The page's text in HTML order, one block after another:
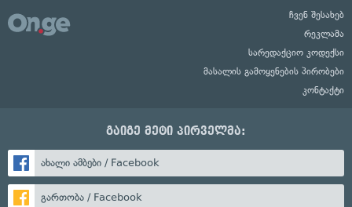
ჩვენ შესახებ
რეკლამა
სარედაქციო კოდექსი
მასალის გამოყენების პირობები
კონტაქტი
გაიგე მეტი პირველმა:
ახალი ამბები / Facebook
გართობა / Facebook